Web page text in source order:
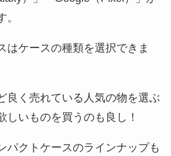
はケースの種類を選択できま
良く売れている人気の物を選ぶ
しいものを買うのも良し！
パクトケースのラインナップも